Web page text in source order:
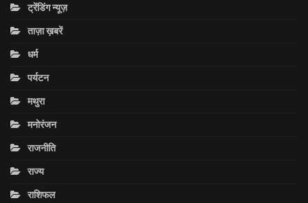
ट्रेंडिंग न्यूज़
ताज़ा ख़बरें
धर्म
पर्यटन
मथुरा
मनोरंजन
राजनीति
राज्य
राशिफल